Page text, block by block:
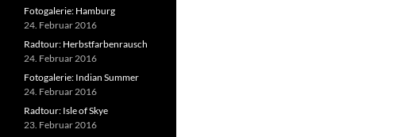
Fotogalerie: Hamburg
24. Februar 2016
Radtour: Herbstfarbenrausch
24. Februar 2016
Fotogalerie: Indian Summer
24. Februar 2016
Radtour: Isle of Skye
23. Februar 2016